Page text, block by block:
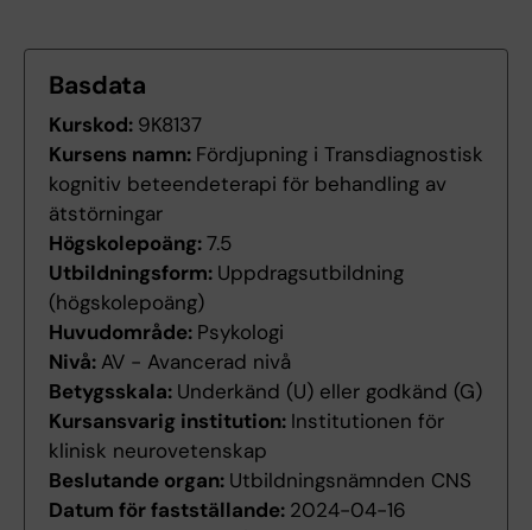
Basdata
Kurskod: 9K8137
Kursens namn: Fördjupning i Transdiagnostisk
kognitiv beteendeterapi för behandling av
ätstörningar
Högskolepoäng:7.5
Utbildningsform: Uppdragsutbildning
(högskolepoäng)
Huvudområde: Psykologi
Nivå: AV - Avancerad nivå
Betygsskala: Underkänd (U) eller godkänd (G)
Kursansvarig institution: Institutionen för
klinisk neurovetenskap
Beslutande organ: Utbildningsnämnden CNS
Datum för fastställande: 2024-04-16